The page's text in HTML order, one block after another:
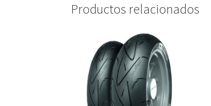
Productos relacionados